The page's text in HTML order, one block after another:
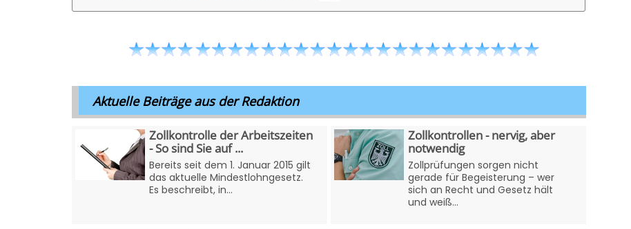
Aktuelle Beiträge aus der Redaktion
Zollkontrolle der Arbeitszeiten
- So sind Sie auf ...
Bereits seit dem 1. Januar 2015 gilt
das aktuelle Mindestlohngesetz.
Es beschreibt, in...
Zollkontrollen - nervig, aber
notwendig
Zollprüfungen sorgen nicht
gerade für Begeisterung – wer
sich an Recht und Gesetz hält
und weiß...